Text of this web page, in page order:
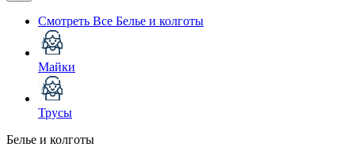
Смотреть Все Белье и колготы
Майки
Трусы
Белье и колготы